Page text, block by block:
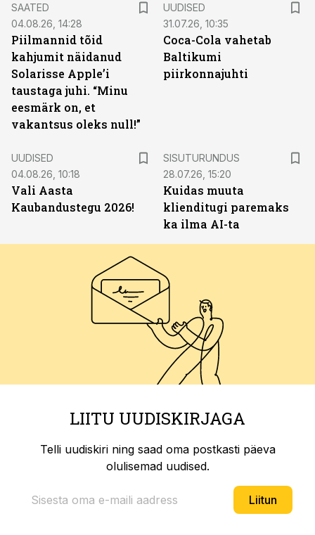
SAATED
04.08.26, 14:28
Piilmannid tõid
kahjumit näidanud
Solarisse Apple’i
taustaga juhi. “Minu
eesmärk on, et
vakantsus oleks null!”
UUDISED
31.07.26, 10:35
Coca-Cola vahetab
Baltikumi
piirkonnajuhti
UUDISED
04.08.26, 10:18
Vali Aasta
Kaubandustegu 2026!
SISUTURUNDUS
28.07.26, 15:20
Kuidas muuta
klienditugi paremaks
ka ilma AI-ta
LIITU UUDISKIRJAGA
Telli uudiskiri ning saad oma postkasti päeva
olulisemad uudised.
Liitun